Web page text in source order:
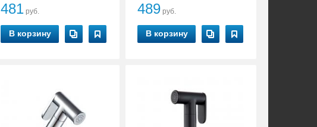
481 руб.
В корзину
489 руб.
В корзину